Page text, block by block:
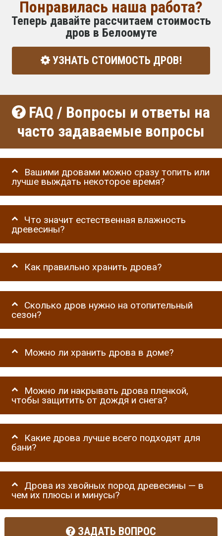
Понравилась наша работа?
Теперь давайте рассчитаем стоимость
дров в Белоомуте
УЗНАТЬ СТОИМОСТЬ ДРОВ!
FAQ / Вопросы и ответы на
часто задаваемые вопросы
Вашими дровами можно сразу топить или
лучше выждать некоторое время?
Что значит естественная влажность
древесины?
Как правильно хранить дрова?
Сколько дров нужно на отопительный
сезон?
Можно ли хранить дрова в доме?
Можно ли накрывать дрова пленкой,
чтобы защитить от дождя и снега?
Какие дрова лучше всего подходят для
бани?
Дрова из хвойных пород древесины — в
чем их плюсы и минусы?
ЗАДАТЬ ВОПРОС